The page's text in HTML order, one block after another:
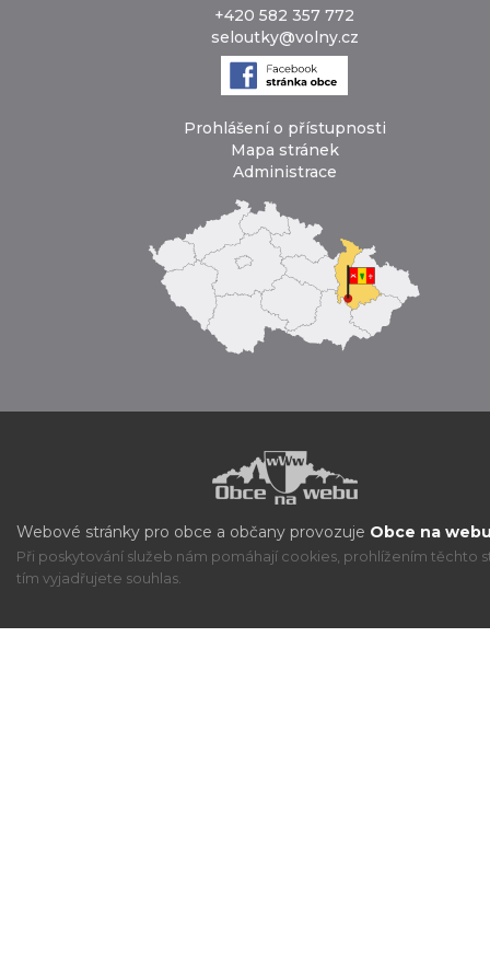
+420 582 357 772
seloutky@volny.cz
Prohlášení o přístupnosti
Mapa stránek
Administrace
Webové stránky pro obce a občany provozuje Obce na
Při poskytování služeb nám pomáhají cookies, prohlížením těchto
tím vyjadřujete souhlas.